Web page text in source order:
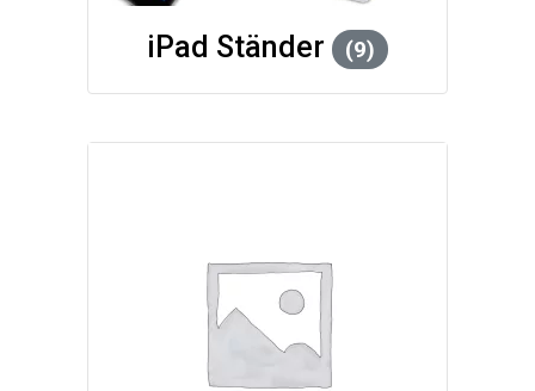
iPad Ständer (9)